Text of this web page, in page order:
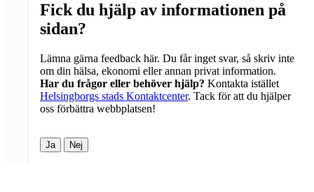
Fick du hjälp av informationen på
sidan?
Lämna gärna feedback här. Du får inget svar, så skriv inte
om din hälsa, ekonomi eller annan privat information.
Har du frågor eller behöver hjälp? Kontakta istället
Helsingborgs stads Kontaktcenter. Tack för att du hjälper
oss förbättra webbplatsen!
Ja Nej